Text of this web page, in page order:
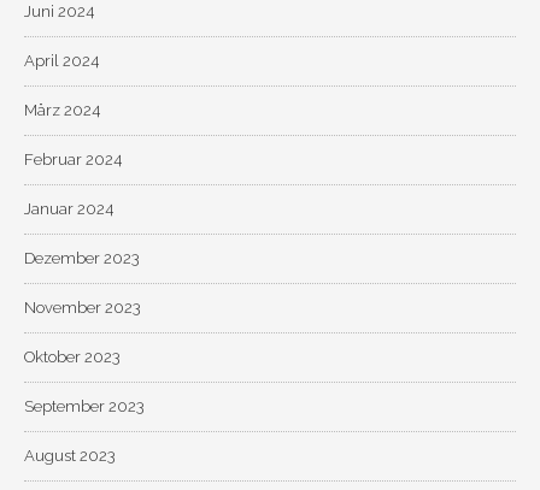
Juni 2024
April 2024
März 2024
Februar 2024
Januar 2024
Dezember 2023
November 2023
Oktober 2023
September 2023
August 2023